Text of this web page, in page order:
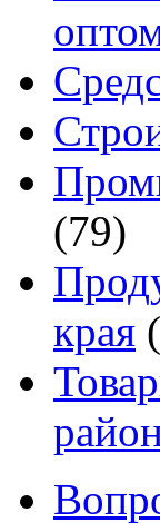
(79)
края